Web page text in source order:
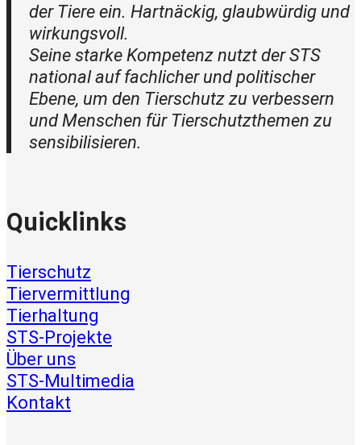
der Tiere ein. Hartnäckig, glaubwürdig und
wirkungsvoll.
Seine starke Kompetenz nutzt der STS
national auf fachlicher und politischer
Ebene, um den Tierschutz zu verbessern
und Menschen für Tierschutzthemen zu
sensibilisieren.
Quicklinks
Tierschutz
Tiervermittlung
Tierhaltung
STS-Projekte
Über uns
STS-Multimedia
Kontakt